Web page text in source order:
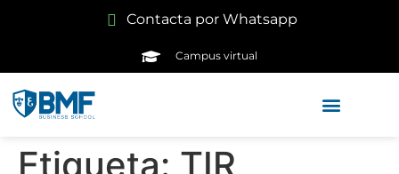
Contacta por Whatsapp
Campus virtual
Etiqueta: TIR